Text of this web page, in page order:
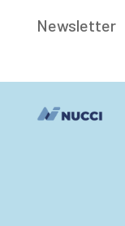
Newsletter